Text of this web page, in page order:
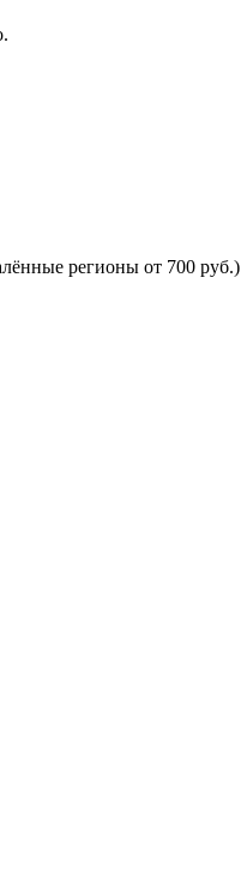
регионы от 700 руб.)